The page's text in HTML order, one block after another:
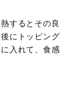
するとその良
にトッピング
入れて、食感